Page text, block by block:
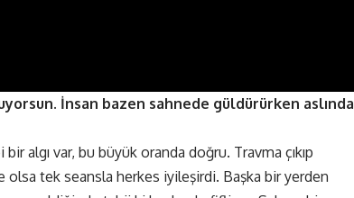
İnsan bazen sahnede güldürürken aslında
algı var, bu büyük oranda doğru. Travma çıkıp
olsa tek seansla herkes iyileşirdi. Başka bir yerden